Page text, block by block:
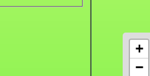
+
−